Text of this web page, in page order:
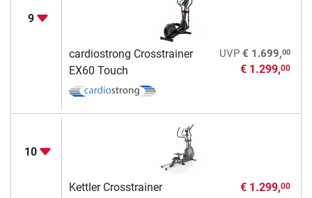
9
cardiostrong Crosstrainer
EX60 Touch
UVP € 1.699,00
€ 1.299,00
10
Kettler Crosstrainer
€ 1.299,00